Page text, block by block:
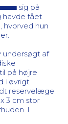
sig på
havde fået
hvorved hun
undersøgt af
på højre
i øvrigt
reservelæge
3 cm stor
I